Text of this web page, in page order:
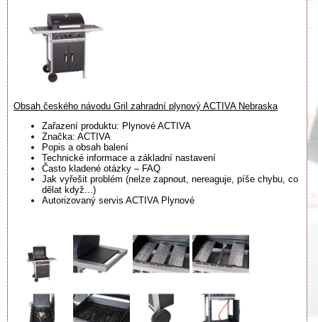
Obsah českého návodu Gril zahradní plynový ACTIVA Nebraska
Zařazení produktu: Plynové ACTIVA
Značka: ACTIVA
Popis a obsah balení
Technické informace a základní nastavení
Často kladené otázky – FAQ
Jak vyřešit problém (nelze zapnout, nereaguje, píše chybu, co
dělat když...)
Autorizovaný servis ACTIVA Plynové